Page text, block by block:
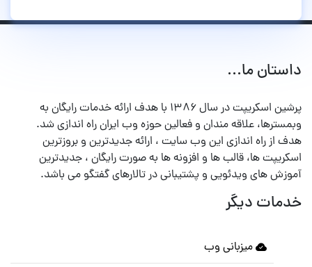
داستان ما...
پرشین اسکریپت در سال ۱۳۸۶ با هدف ارائه خدمات رایگان به
وبمسترها، علاقه مندان و فعالین حوزه وب ایران راه اندازی شد.
هدف از راه اندازی این وب سایت ، ارائه جدیدترین و بروزترین
اسکریپت ها، قالب ها و افزونه ها به صورت رایگان ، جدیدترین
آموزش های ویدئویی و پشتیبانی در تالارهای گفتگو می باشد.
خدمات دیگر
میزبانی وب